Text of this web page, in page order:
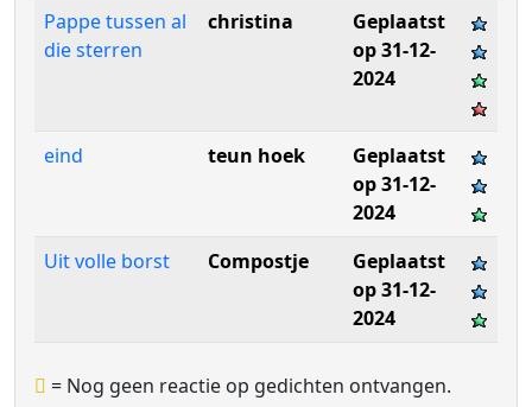
Pappe tussen al
die sterren
christina
Geplaatst
op 31-12-
2024
eind teun hoek
Geplaatst
op 31-12-
2024
Uit volle borst
Compostje
Geplaatst
op 31-12-
2024
= Nog geen reactie op gedichten ontvangen.